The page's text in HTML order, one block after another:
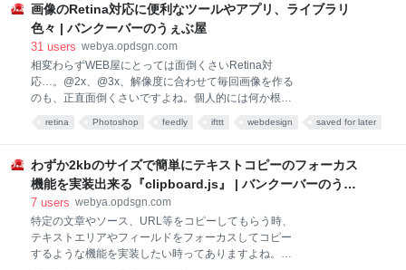
来なかったのですが、どうしても僕らWEB系の制作
者、まぁWEBにもちろん限らずですが、学びの時間と
場所、環境をどう作るかが非常に大事だと思うわけで
作るだけの意識が自然と身につくと思いますが、基本
的にはこの業界は独学業界なわけです。 なので、学校
や人から教わる事ももちろん大事ですし、メンターと
なりえる人は絶対いた方が良いのですが、環境を言い
習得のため利用
画像のRetina対応に便利なツールやアプリ、ライブラリ
色々 | バンクーバーのうぇぶ屋
31 users webya.opdsgn.com
相変わらずWEB屋にとっては面倒くさいRetina対
応…。@2x、@3x、解像度に合わせて毎回画像を作る
のも、正直面倒くさいですよね。個人的には何か根本
かなと、相変わらず他力本願でお待ちしています。 と
ならないので、今日は僕が知っている画像作成時の
Retina対応を少し便利にするツールやアプリ（一部使
い方？）等をご紹介させて頂ければと思います。
@2x、通常サイズと一瞬でコンバートしてくれるシン
プルなアプリケーション。こっちのWEBメディアの運
営してる会社で働いてる人が教えてくれました。意外
retina Photoshop feedly ifttt webdesign saved for later
わずか2kbのサイズで簡単にテキストコピーのフォーカス
機能を実装出来る『clipboard.js』 | バンクーバーのうぇ
ぶ屋
7 users webya.opdsgn.com
特定の文章やソース、URL等をコピーしてもらう時、
テキストエリアやフィールドをフォーカスしてコピー
するような機能を実装したい時ってありますよね。そ